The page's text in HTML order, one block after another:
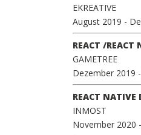
EKREATIVE
August 2019 -
REACT /REACT
GAMETREE
Dezember 2019
REACT NATIVE
INMOST
November 2020